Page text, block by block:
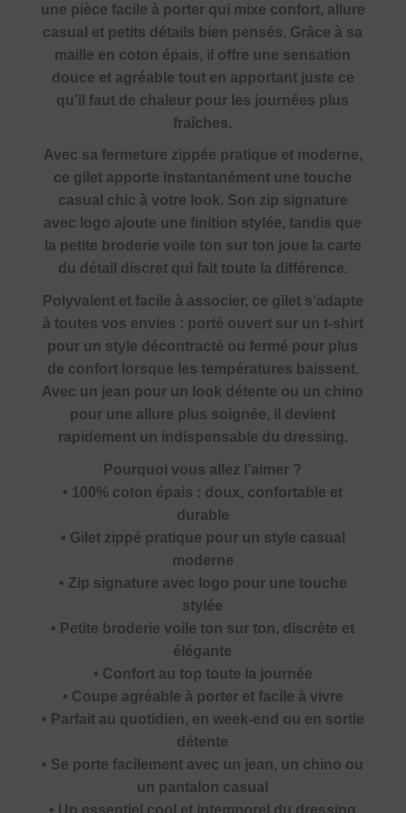
une pièce facile à porter qui mixe confort, allure
casual et petits détails bien pensés. Grâce à sa
maille en coton épais, il offre une sensation
douce et agréable tout en apportant juste ce
qu’il faut de chaleur pour les journées plus
fraîches.
Avec sa fermeture zippée pratique et moderne,
ce gilet apporte instantanément une touche
casual chic à votre look. Son zip signature
avec logo ajoute une finition stylée, tandis que
la petite broderie voile ton sur ton joue la carte
du détail discret qui fait toute la différence.
Polyvalent et facile à associer, ce gilet s’adapte
à toutes vos envies : porté ouvert sur un t-shirt
pour un style décontracté ou fermé pour plus
de confort lorsque les températures baissent.
Avec un jean pour un look détente ou un chino
pour une allure plus soignée, il devient
rapidement un indispensable du dressing.
Pourquoi vous allez l’aimer ?
• 100% coton épais : doux, confortable et
durable
• Gilet zippé pratique pour un style casual
moderne
• Zip signature avec logo pour une touche
stylée
• Petite broderie voile ton sur ton, discrète et
élégante
• Confort au top toute la journée
• Coupe agréable à porter et facile à vivre
• Parfait au quotidien, en week-end ou en sortie
détente
• Se porte facilement avec un jean, un chino ou
un pantalon casual
• Un essentiel cool et intemporel du dressing